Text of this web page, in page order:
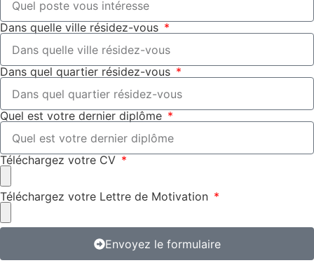
Dans quelle ville résidez-vous
Dans quel quartier résidez-vous
Quel est votre dernier diplôme
Téléchargez votre CV
Téléchargez votre Lettre de Motivation
Envoyez le formulaire